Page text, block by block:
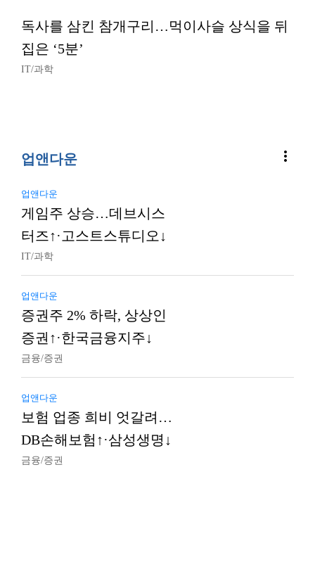
독사를 삼킨 참개구리…먹이사슬 상식을 뒤
집은 ‘5분’
IT/과학
업앤다운 more_vert
업앤다운
게임주 상승…데브시스
터즈↑·고스트스튜디오↓
IT/과학
업앤다운
증권주 2% 하락, 상상인
증권↑·한국금융지주↓
금융/증권
업앤다운
보험 업종 희비 엇갈려…
DB손해보험↑·삼성생명↓
금융/증권